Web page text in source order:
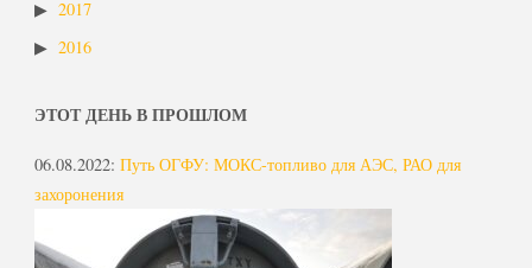
2017
2016
ЭТОТ ДЕНЬ В ПРОШЛОМ
06.08.2022: Путь ОГФУ: МОКС-топливо для АЭС, РАО для
захоронения